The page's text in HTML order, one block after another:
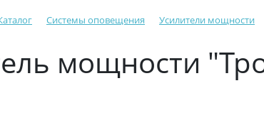
Системы оповещения Усилители мощности
мощности